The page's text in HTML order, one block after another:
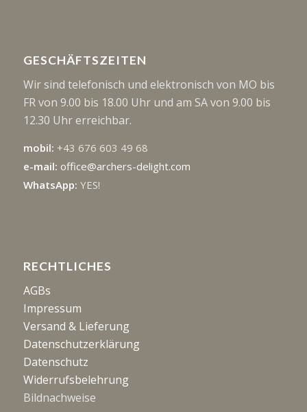
GESCHÄFTSZEITEN
Wir sind telefonisch und elektronisch von MO bis
FR von 9.00 bis 18.00 Uhr und am SA von 9.00 bis
12.30 Uhr erreichbar.
mobil: +43 676 603 49 68
e-mail: office@archers-delight.com
WhatsApp: YES!
RECHTLICHES
AGBs
Impressum
Versand & Lieferung
Datenschutzerklärung
Datenschutz
Widerrufsbelehrung
Bildnachweise